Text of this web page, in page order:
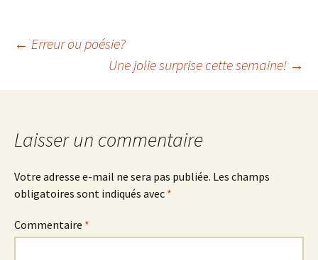
Navigation
des
articles
← Erreur ou poésie?
Une jolie surprise cette semaine! →
Laisser un commentaire
Votre adresse e-mail ne sera pas publiée. Les champs
obligatoires sont indiqués avec *
Commentaire *